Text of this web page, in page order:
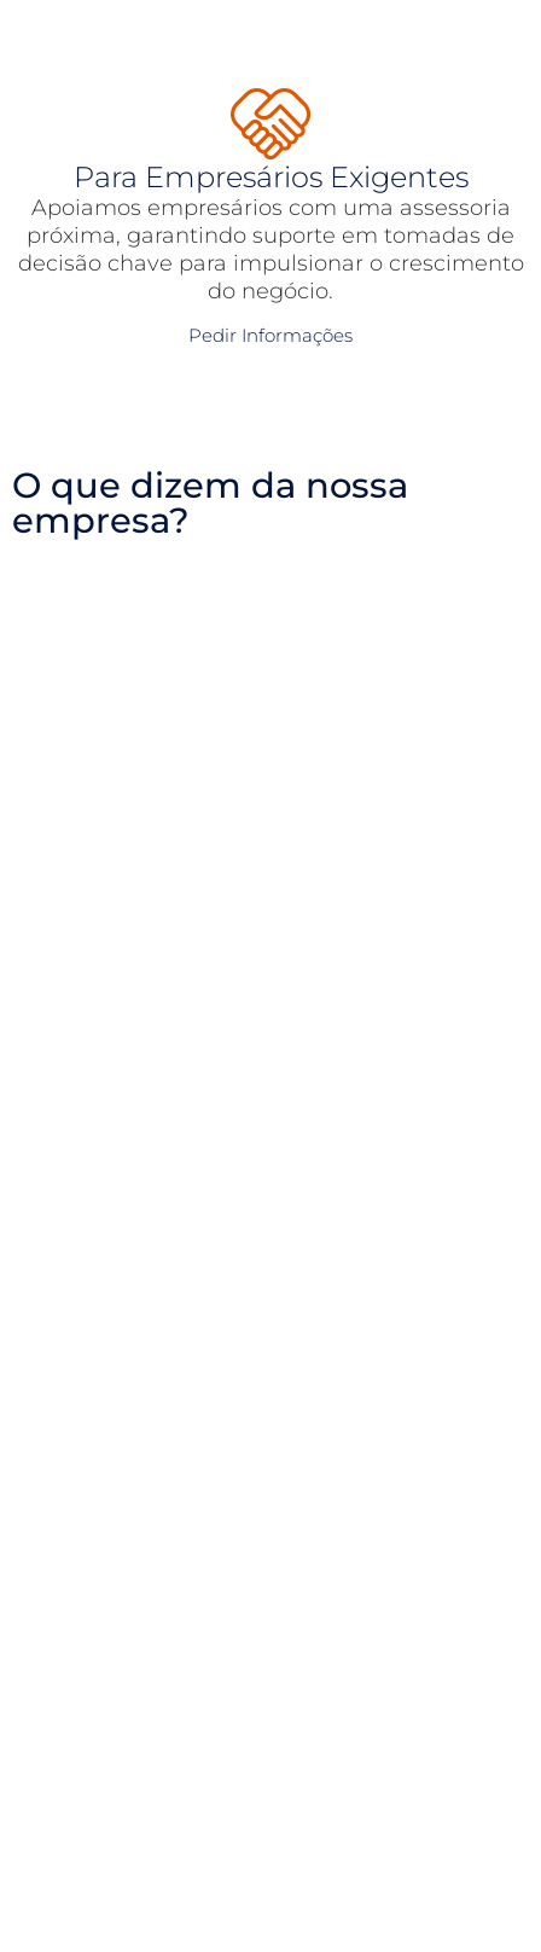
Para Empresários Exigentes
Apoiamos empresários com uma assessoria
próxima, garantindo suporte em tomadas de
decisão chave para impulsionar o crescimento
do negócio.
Pedir Informações
O que dizem da nossa
empresa?